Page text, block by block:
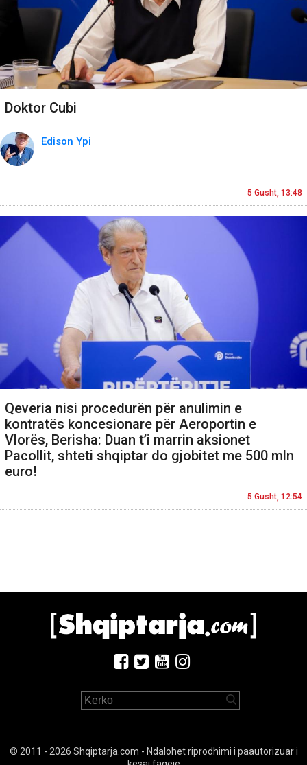
Doktor Cubi
Edison Ypi
5 Gusht, 13:48
Qeveria nisi procedurën për anulimin e
kontratës koncesionare për Aeroportin e
Vlorës, Berisha: Duan t’i marrin aksionet
Pacollit, shteti shqiptar do gjobitet me 500 mln
euro!
5 Gusht, 12:54
© 2011 - 2026 Shqiptarja.com - Ndalohet riprodhimi i paautorizuar i